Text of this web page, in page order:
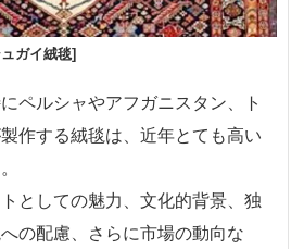
ガイ絨毯]
ペルシャやアフガニスタン、ト
作する絨毯は、近年とても高い
としての魅力、文化的背景、独
の配慮、さらに市場の動向な